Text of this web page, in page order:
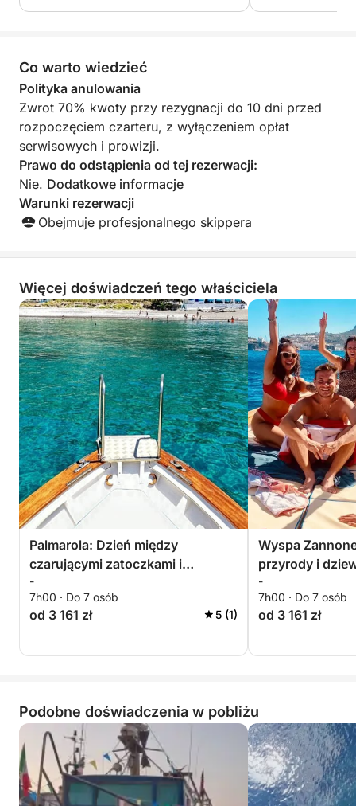
Co warto wiedzieć
Polityka anulowania
Zwrot 70% kwoty przy rezygnacji do 10 dni przed
rozpoczęciem czarteru, z wyłączeniem opłat
serwisowych i prowizji.
Prawo do odstąpienia od tej rezerwacji:
Nie. Dodatkowe informacje
Warunki rezerwacji
Obejmuje profesjonalnego skippera
Więcej doświadczeń tego właściciela
Palmarola: Dzień między
czarującymi zatoczkami i
majestatycznymi Faraglioni
-
7h00 · Do 7 osób
od 3 161 zł 5 (1)
Wyspa
przyrody i
-
7h00 · Do 7 osób
od 3 161 zł
Podobne doświadczenia w pobliżu